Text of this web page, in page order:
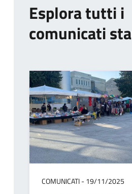
Esplora tutti i
comunicati
COMUNICATI - 19/11/2025